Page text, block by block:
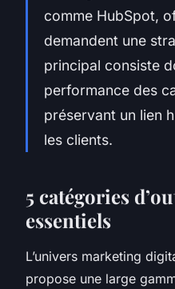
comme HubSpot,
demandent une
principal consiste
performance des
préservant un lien
les clients.
5 catégories
essentiels
L’univers marketing
propose une large